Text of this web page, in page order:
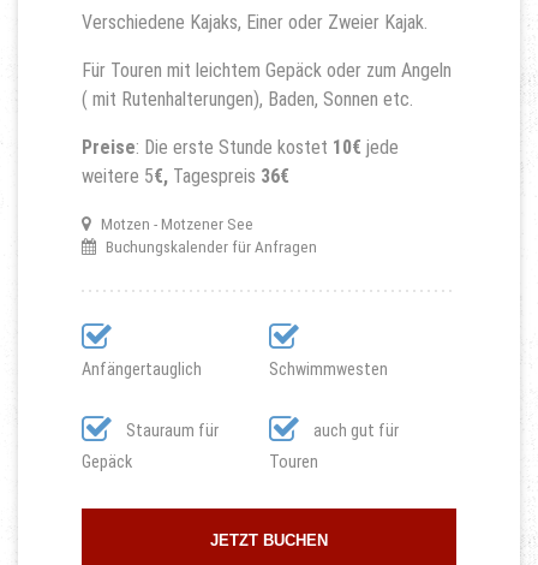
Verschiedene Kajaks, Einer oder Zweier Kajak.
Für Touren mit leichtem Gepäck oder zum Angeln
( mit Rutenhalterungen), Baden, Sonnen etc.
Preise: Die erste Stunde kostet 10€ jede
weitere 5€, Tagespreis 36€
Motzen - Motzener See
Buchungskalender für Anfragen
Anfängertauglich Schwimmwesten
Stauraum für
Gepäck
auch gut für
Touren
JETZT BUCHEN